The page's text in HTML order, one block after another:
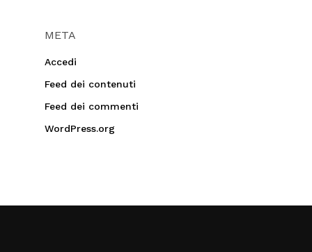
META
Accedi
Feed dei contenuti
Feed dei commenti
WordPress.org